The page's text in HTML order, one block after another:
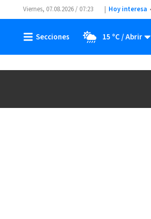
Viernes, 07.08.2026 / 07:23 Hoy interesa
15 ºC